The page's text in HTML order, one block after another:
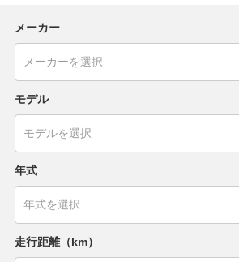
メーカー
モデル
年式
走行距離（km）